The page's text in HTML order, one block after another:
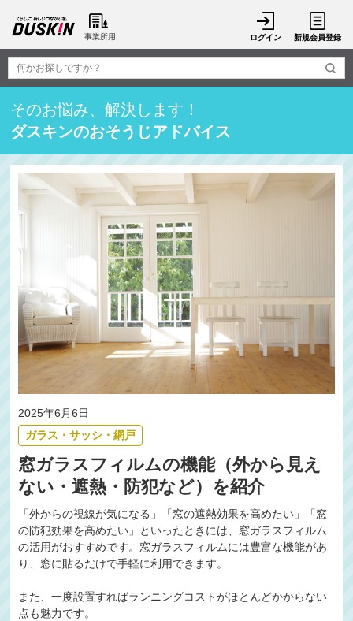
事業所用 ログイン 新規会員登録
そのお悩み、解決します！
ダスキンのおそうじアドバイス
2025年6月6日
ガラス・サッシ・網戸
窓ガラスフィルムの機能（外から見え
ない・遮熱・防犯など）を紹介
「外からの視線が気になる」「窓の遮熱効果を高めたい」「窓
の防犯効果を高めたい」といったときには、窓ガラスフィルム
の活用がおすすめです。窓ガラスフィルムには豊富な機能があ
り、窓に貼るだけで手軽に利用できます。
また、一度設置すればランニングコストがほとんどかからない
点も魅力です。